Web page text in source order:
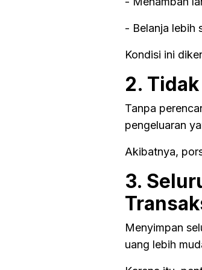
- Belanja lebih
Kondisi ini
2.
Tanpa
pengeluaran
Akibatnya,
3.
Menyimpan
uang lebih